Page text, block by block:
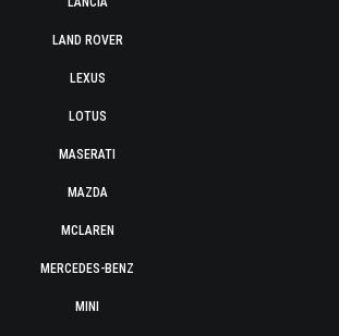
LAND ROVER
LEXUS
LOTUS
MASERATI
MAZDA
MCLAREN
MERCEDES-BENZ
MINI